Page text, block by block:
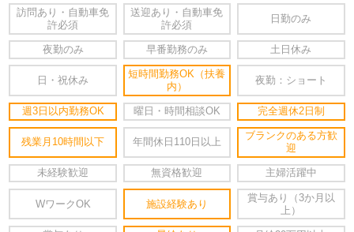
訪問あり・自動車免
許必須
送迎あり・自動車免
許必須
日勤のみ
夜勤のみ 早番勤務のみ 土日休み
日・祝休み
短時間勤務OK（扶養
内）
夜勤：ショート
週3日以内勤務OK 曜日・時間相談OK 完全週休2日制
残業月10時間以下 年間休日110日以上
ブランクのある方歓
迎
未経験歓迎 無資格歓迎 主婦活躍中
WワークOK 施設経験あり
賞与あり（3か月以
上）